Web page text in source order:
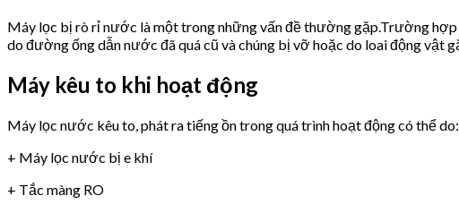
Máy lọc bị rò rỉ nước là một trong những vấn đề thường gặp.Trường
do đường ống dẫn nước đã quá cũ và chúng bị vỡ hoặc do loai động vật
Máy kêu to khi hoạt động
Máy lọc nước kêu to, phát ra tiếng ồn trong quá trình hoạt động có thể do:
+ Máy lọc nước bị e khí
+ Tắc màng RO